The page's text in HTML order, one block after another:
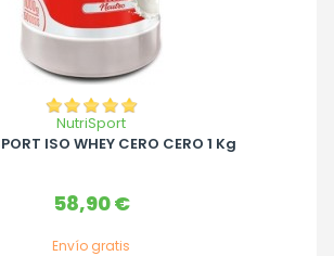
NutriSport
ISO WHEY CERO CERO 1 Kg
Precio
58,90 €
Envío gratis